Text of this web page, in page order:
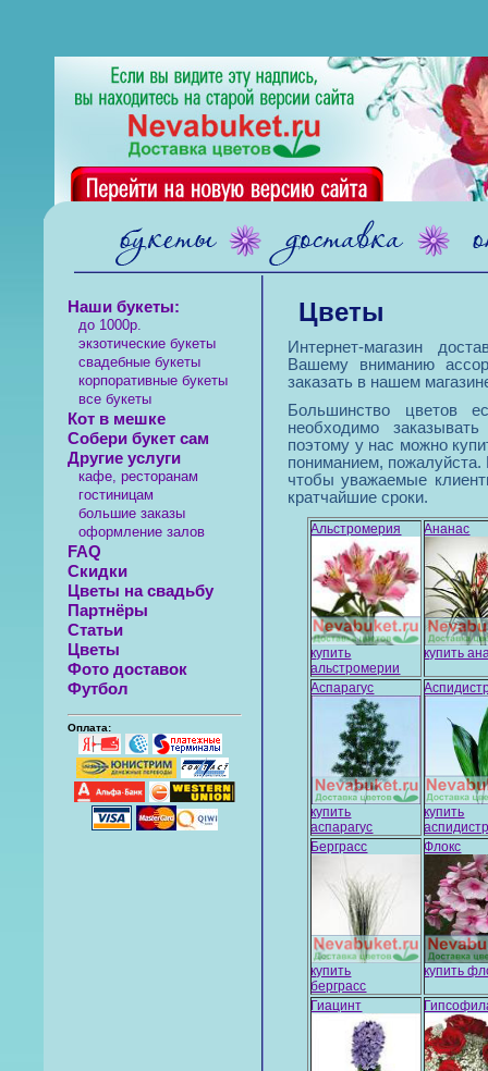
Наши букеты:
до 1000р.
экзотические букеты
свадебные букеты
корпоративные букеты
все букеты
Кот в мешке
Собери букет сам
Другие услуги
кафе, ресторанам
гостиницам
большие заказы
оформление залов
FAQ
Скидки
Цветы на свадьбу
Партнёры
Статьи
Цветы
Фото доставок
Футбол
Оплата:
Цветы
Интернет-магазин
Вашему вниманию
заказать в нашем
Большинство цветов
необходимо
поэтому у нас можно
пониманием,
чтобы уважаемые
кратчайшие сроки.
Альстромерия
купить
альстромерии
Ананас
купить
Аспарагус
купить
аспарагус
купить
Берграсс
купить
берграсс
Флокс
купить
Гиацинт